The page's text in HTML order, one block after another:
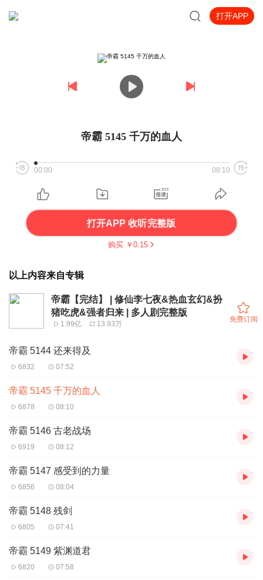
打开APP
帝霸 5145 千万的血人
00:00 08:10
打开APP 收听完整版
购买 ￥ 0.15
以上内容来自专辑
帝霸【完结】 | 修仙李七夜&热血玄幻&扮
猪吃虎&强者归来 | 多人剧完整版
1.99亿 13.93万
免费订阅
帝霸 5144 还来得及
6832 07:52
帝霸 5145 千万的血人
6878 08:10
帝霸 5146 古老战场
6919 08:12
帝霸 5147 感受到的力量
6856 08:04
帝霸 5148 残剑
6805 07:41
帝霸 5149 紫渊道君
6820 07:58